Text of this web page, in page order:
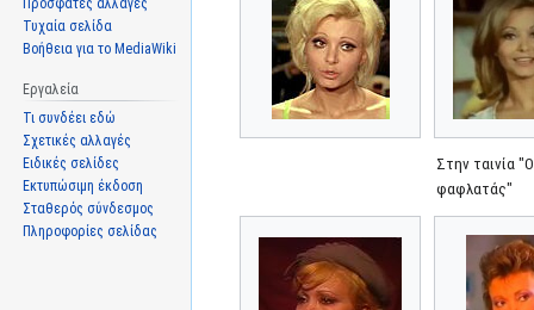
πλοήγηση
αναζήτηση
Στην ταινία "Ο
φαφλατάς"
Τυχαία σελίδα
Βοήθεια για το MediaWiki
Εργαλεία
Τι συνδέει εδώ
Σχετικές αλλαγές
Ειδικές σελίδες
Εκτυπώσιμη έκδοση
Σταθερός σύνδεσμος
Πληροφορίες σελίδας